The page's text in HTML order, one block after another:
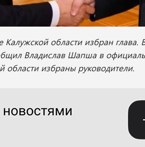
области избран
Владислав Шапша в
области избраны руководители.